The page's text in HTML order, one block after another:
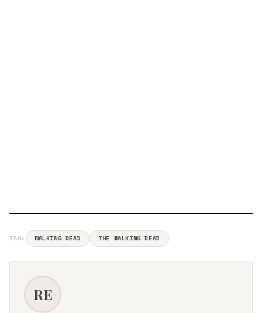
TAG: WALKING DEAD THE WALKING DEAD
RE